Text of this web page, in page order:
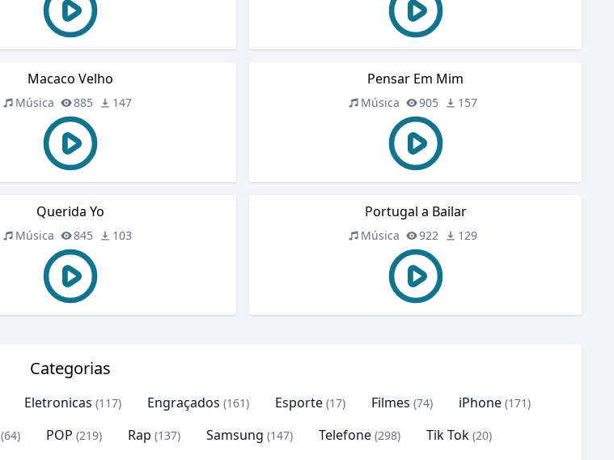
Macaco Velho
Música 885 147
Pensar Em Mim
Música 905 157
Querida Yo
Música 845 103
Portugal a Bailar
Música 922 129
Categorias
Eletronicas (117) Engraçados (161) Esporte (17) Filmes (74) iPhone (171)
(64) POP (219) Rap (137) Samsung (147) Telefone (298) Tik Tok (20)